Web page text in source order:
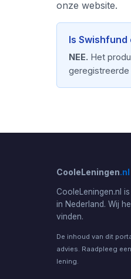
onze website.
Is
NEE. Het
geregistreerde
CooleLeningen.nl
CooleLeningen.nl
in Nederland. Wij
vinden.
De inhoud van dit
advies. Raadpleeg
lening.